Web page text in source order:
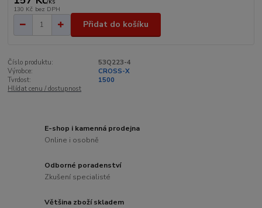
130 Kč bez DPH
Přidat do košíku
Číslo produktu:
53Q223-4
Výrobce:
CROSS-X
Tvrdost:
1500
Hlídat cenu / dostupnost
E-shop i kamenná prodejna
Online i osobně
Odborné poradenství
Zkušení specialisté
Většina zboží skladem